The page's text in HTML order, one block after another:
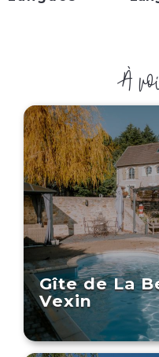
À
Gîte de La
Vexin